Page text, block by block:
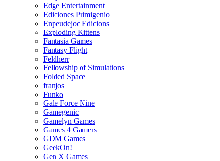
Edge Entertainment
Ediciones Primigenio
Enpeudejoc Edicions
Exploding Kittens
Fantasia Games
Fantasy Flight
Feldherr
Fellowship of Simulations
Folded Space
franjos
Funko
Gale Force Nine
Gamegenic
Gamelyn Games
Games 4 Gamers
GDM Games
GeekOn!
Gen X Games